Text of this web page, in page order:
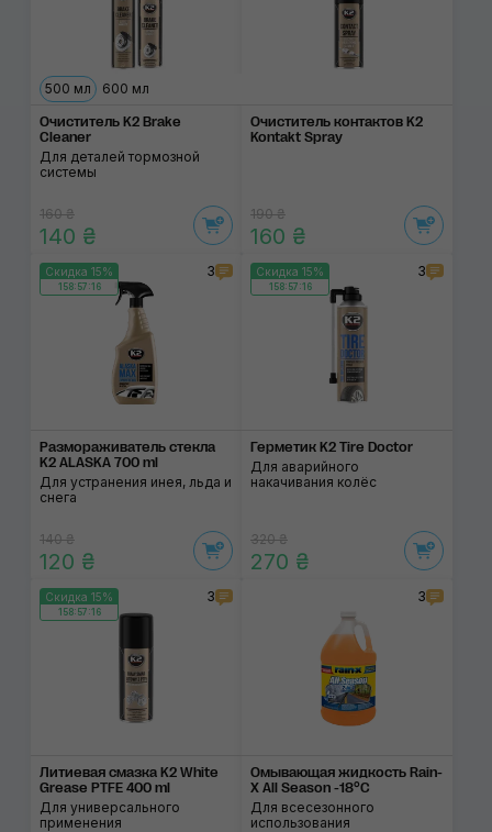
500 мл 600 мл
Очиститель K2 Brake
Cleaner
Для деталей тормозной
системы
160 ₴
140 ₴
Очиститель контактов K2
Kontakt Spray
190 ₴
160 ₴
Скидка 15%
158:57:15
3
Размораживатель стекла
K2 ALASKA 700 ml
Для устранения инея, льда и
снега
140 ₴
120 ₴
Скидка 15%
158:57:15
3
Герметик K2 Tire Doctor
Для аварийного
накачивания колёс
320 ₴
270 ₴
Скидка 15%
158:57:15
3
Литиевая смазка K2 White
Grease PTFE 400 ml
Для универсального
применения
3
Омывающая жидкость Rain-
X All Season -18°C
Для всесезонного
использования